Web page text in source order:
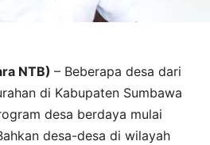
NTB) – Beberapa desa dari
di Kabupaten Sumbawa
desa berdaya mulai
desa-desa di wilayah